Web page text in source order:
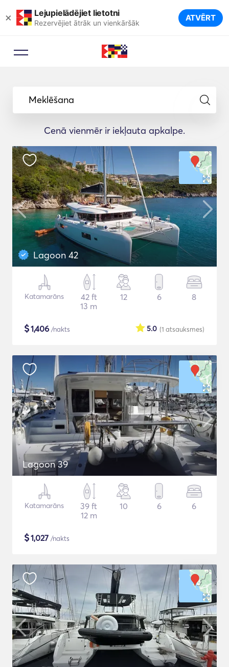
× Lejupielādējiet lietotni
Rezervējiet ātrāk un vienkāršāk ATVĒRT
Meklēšana
Cenā vienmēr ir iekļauta apkalpe.
Lagoon 42
Katamarāns
42 ft
13 m
12 6 8
$1,406 /nakts (1 atsauksmes)
5.0
Lagoon 39
Katamarāns
39 ft
12 m
10 6 6
$1,027 /nakts